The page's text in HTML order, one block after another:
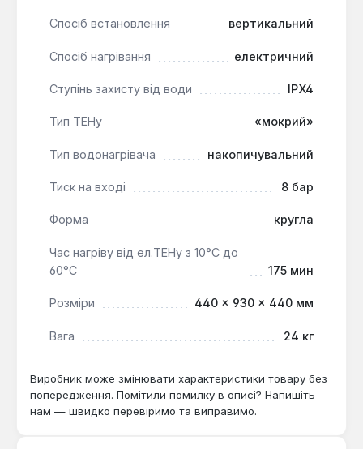
Водонагрівач Bosch Tronic 2000 T ES 100-5 2000W
квартир, дач та невеликих будинків, де потрібен
стабільний доступ до гарячої води. Його кругла
інтегрувати його в інтер'єр, а зручні підключення
Спосіб встановлення вертикальний
Спосіб нагрівання електричний
Ступінь захисту від води IPX4
Тип ТЕНу «мокрий»
Тип водонагрівача накопичувальний
Тиск на вході 8 бар
Форма кругла
Час нагріву від ел.ТЕНу з 10°С до
60°С
175 мин
Розміри 440 × 930 × 440 мм
Вага 24 кг
Виробник може змінювати характеристики товару без
попередження. Помітили помилку в описі? Напишіть
нам — швидко перевіримо та виправимо.